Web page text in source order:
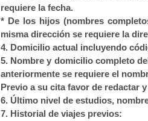
requiere la fecha.
* De los hijos (nombres
misma dirección se requiere la
4. Domicilio actual incluyendo
5. Nombre y domicilio completo
anteriormente se requiere el
Previo a su cita favor de redactar
6. Último nivel de estudios,
7. Historial de viajes previos: